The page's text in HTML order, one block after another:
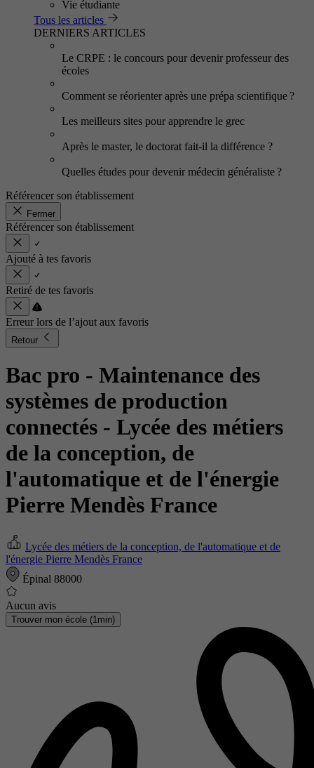
Vie étudiante
Tous les articles
DERNIERS ARTICLES
Le CRPE : le concours pour devenir professeur des
écoles
Comment se réorienter après une prépa scientifique ?
Les meilleurs sites pour apprendre le grec
Après le master, le doctorat fait-il la différence ?
Quelles études pour devenir médecin généraliste ?
Référencer son établissement
Fermer
Référencer son établissement
Ajouté à tes favoris
Retiré de tes favoris
Erreur lors de l’ajout aux favoris
Retour
Bac pro - Maintenance des
systèmes de production
connectés - Lycée des métiers
de la conception, de
l'automatique et de l'énergie
Pierre Mendès France
Lycée des métiers de la conception, de l'automatique et de
l'énergie Pierre Mendès France
Épinal 88000
Aucun avis
Trouver mon école (1min)